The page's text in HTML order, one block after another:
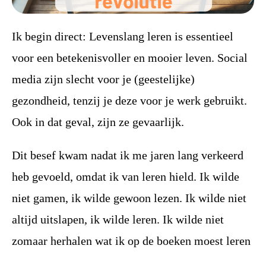
Ik begin direct: Levenslang leren is essentieel
voor een betekenisvoller en mooier leven. Social
media zijn slecht voor je (geestelijke)
gezondheid, tenzij je deze voor je werk gebruikt.
Ook in dat geval, zijn ze gevaarlijk.
Dit besef kwam nadat ik me jaren lang verkeerd
heb gevoeld, omdat ik van leren hield. Ik wilde
niet gamen, ik wilde gewoon lezen. Ik wilde niet
altijd uitslapen, ik wilde leren. Ik wilde niet
zomaar herhalen wat ik op de boeken moest leren